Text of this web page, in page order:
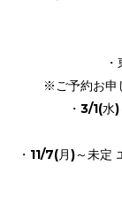
※ご予約お申
・3/1(
・11/7(月)～未